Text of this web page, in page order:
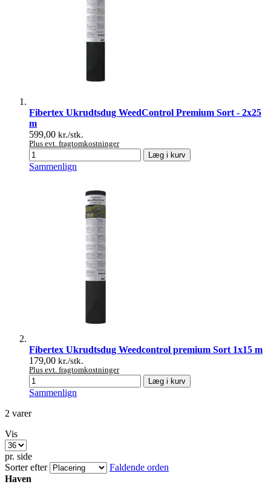
Fibertex Ukrudtsdug WeedControl Premium Sort - 2x25
m
599,00 kr./stk.
Plus evt. fragtomkostninger
Læg i kurv
Sammenlign
Fibertex Ukrudtsdug Weedcontrol premium Sort 1x15 m
179,00 kr./stk.
Plus evt. fragtomkostninger
Læg i kurv
Sammenlign
2 varer
Vis
pr. side
Sorter efter
Faldende orden
Haven